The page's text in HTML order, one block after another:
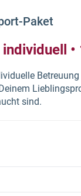
Paket
individuell
sind.